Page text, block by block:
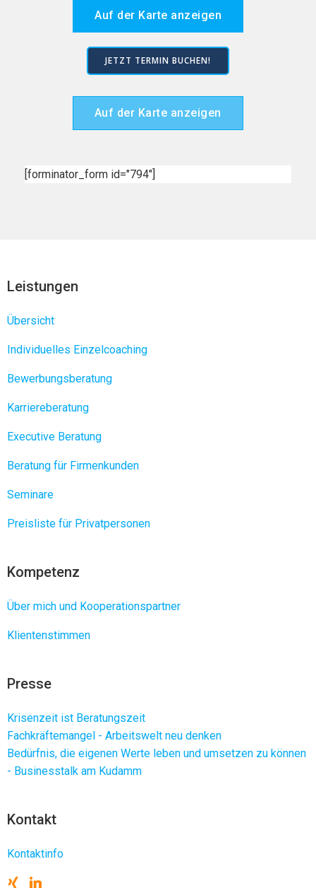
Auf der Karte anzeigen
JETZT TERMIN BUCHEN!
Auf der Karte anzeigen
[forminator_form id="794"]
Leistungen
Übersicht
Individuelles Einzelcoaching
Bewerbungsberatung
Karriereberatung
Executive Beratung
Beratung für Firmenkunden
Seminare
Preisliste für Privatpersonen
Kompetenz
Über mich und Kooperationspartner
Klientenstimmen
Presse
Krisenzeit ist Beratungszeit
Fachkräftemangel - Arbeitswelt neu denken
Bedürfnis, die eigenen Werte leben und umsetzen zu können
- Businesstalk am Kudamm
Kontakt
Kontaktinfo